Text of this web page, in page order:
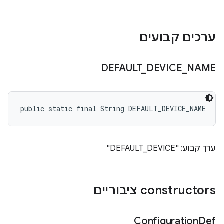
ערכים קבועים
DEFAULT_ DEVICE NAME
public static final String DEFAULT_DEVICE_NAME
ערך קבוע: "DEFAULT_DEVICE"
‫constructors ציבוריים
ConfigurationDef